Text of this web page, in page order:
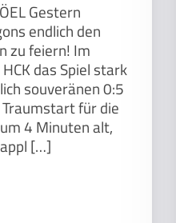
Gestern
endlich den
zu feiern! Im
das Spiel stark
souveränen 0:5
für die
4 Minuten alt,
[…]